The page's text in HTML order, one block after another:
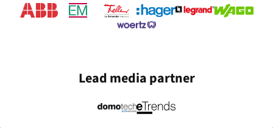
Lead media partner